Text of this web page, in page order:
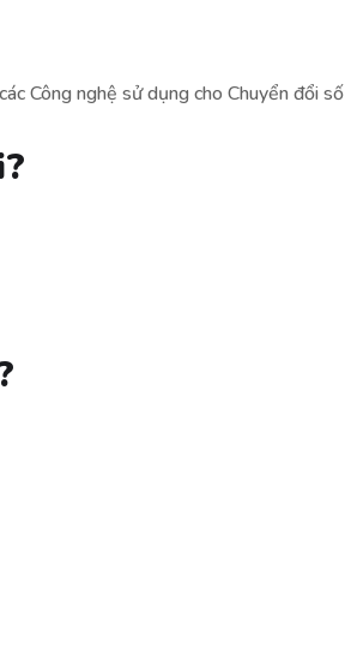
Công nghệ sử dụng cho Chuyển đổi số